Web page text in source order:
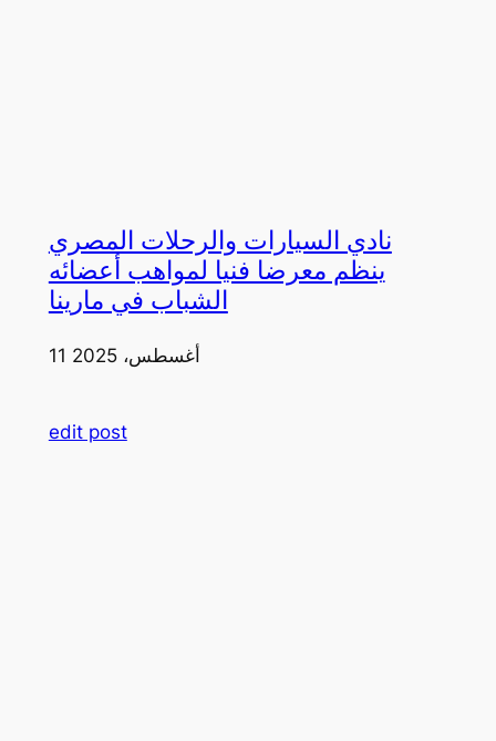
نادي السيارات والرحلات المصري
ينظم معرضا فنيا لمواهب أعضائه
الشباب في مارينا
11 أغسطس، 2025
edit post